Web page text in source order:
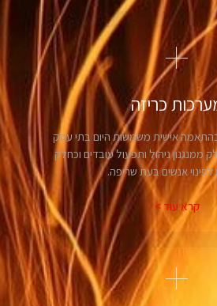
כריזה
בהתאמה אישית משמשות היום בתי עסק
ממנגנון ניהול ותפעול עובדים וכחלק
לפינוי אנשים בעת שריפה.
קרא עוד >